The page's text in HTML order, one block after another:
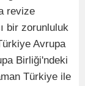
revize
bir zorunluluk
Avrupa
Birliği'ndeki
Türkiye ile